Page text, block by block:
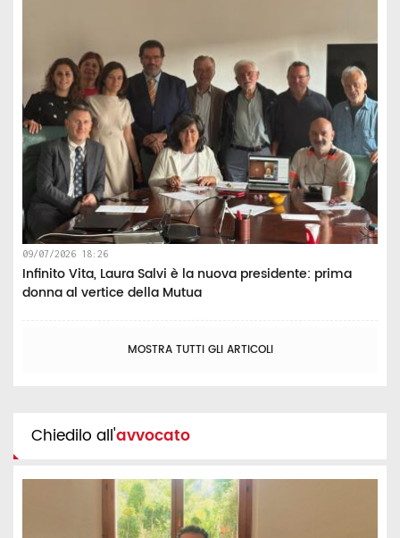
09/07/2026 18:26
Infinito Vita, Laura Salvi è la nuova presidente: prima
donna al vertice della Mutua
MOSTRA TUTTI GLI ARTICOLI
Chiedilo all'avvocato